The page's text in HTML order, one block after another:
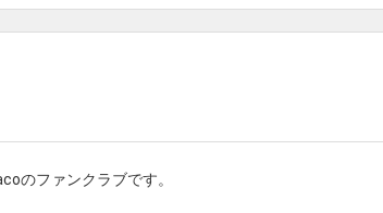
のファンクラブです。